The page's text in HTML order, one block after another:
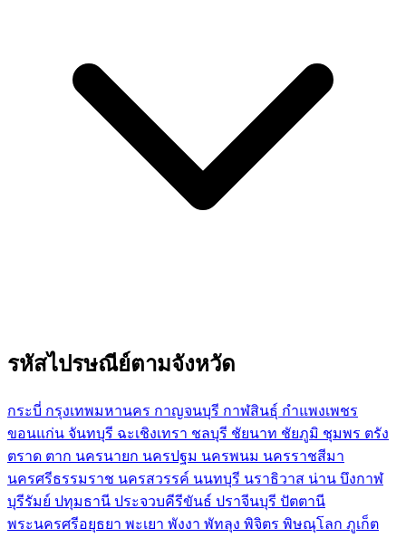
รหัสไปรษณีย์ตามจังหวัด
กระบี่ กรุงเทพมหานคร กาญจนบุรี กาฬสินธุ์ กำแพงเพชร
ขอนแก่น จันทบุรี ฉะเชิงเทรา ชลบุรี ชัยนาท ชัยภูมิ ชุมพร ตรัง
ตราด ตาก นครนายก นครปฐม นครพนม นครราชสีมา
นครศรีธรรมราช นครสวรรค์ นนทบุรี นราธิวาส น่าน บึงกาฬ
บุรีรัมย์ ปทุมธานี ประจวบคีรีขันธ์ ปราจีนบุรี ปัตตานี
พระนครศรีอยุธยา พะเยา พังงา พัทลุง พิจิตร พิษณุโลก ภูเก็ต